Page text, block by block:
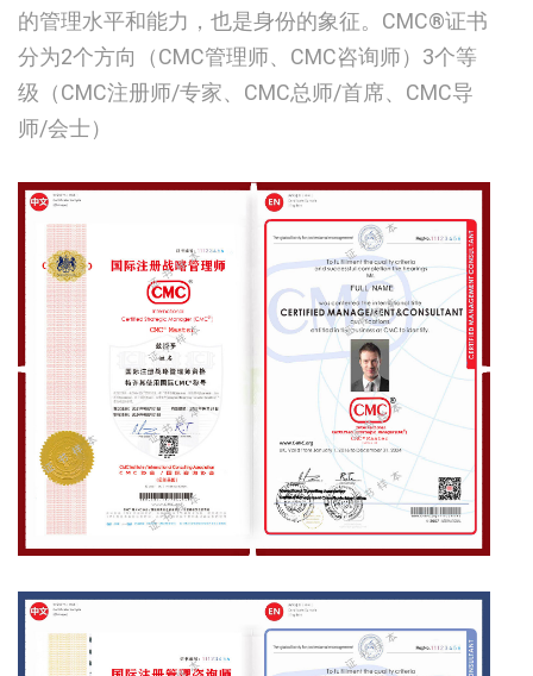
的管理水平和能力，也是身份的象征。CMC®证书
分为2个方向（CMC管理师、CMC咨询师）3个等
级（CMC注册师/专家、CMC总师/首席、CMC导
师/会士）